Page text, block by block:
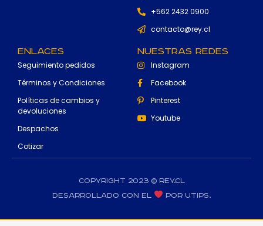
+562 2432 0900
contacto@rey.cl
Enlaces
Seguimiento pedidos
Términos y Condiciones
Políticas de cambios y
devoluciones
Despachos
Cotizar
Nuestras Redes
Instagram
Facebook
Pinterest
Youtube
Copyright 2023 © rey.cl
Desarrollado con el
por Utips.